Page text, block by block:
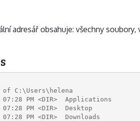
adresář obsahuje: všechny soubory,
C:\Users\helena
07:28 PM <DIR>  Applications
PM <DIR>  Desktop
PM <DIR>  Downloads